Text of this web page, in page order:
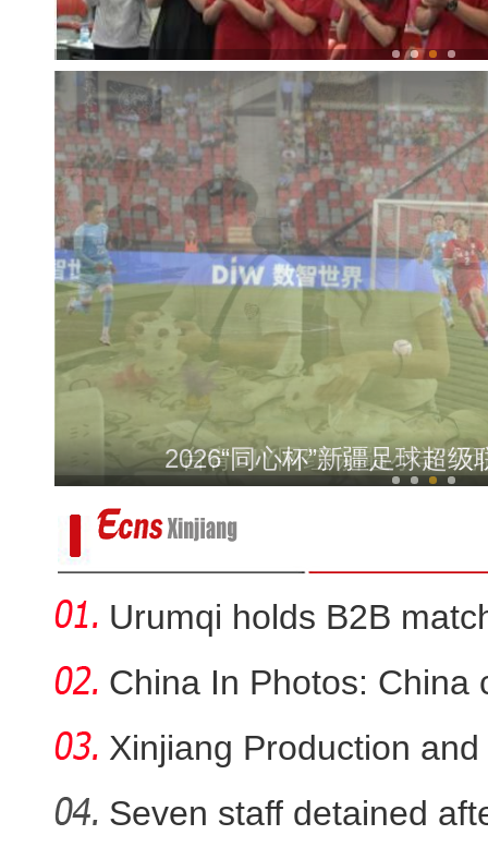
当新疆舞遇上蒙古舞：多民族大学
新疆乌恰：三头骆驼深陷戈壁淤泥
台青DIY网红“新疆小羊”
Urumqi holds B2B
Uzb…
China In Photos: China
…
Xinjiang Production
Corps…
Seven staff detained